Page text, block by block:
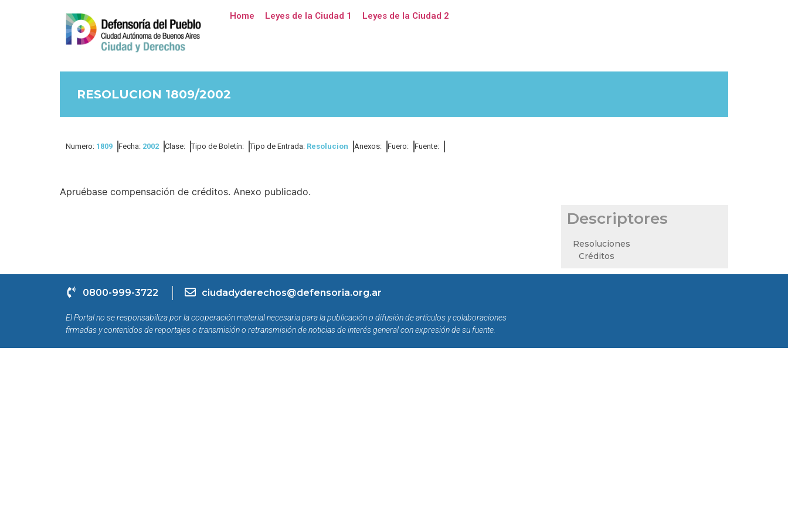
Home Leyes de la Ciudad 1 Leyes de la Ciudad 2
RESOLUCION 1809/2002
Numero: 1809 Fecha: 2002 Clase: Tipo de Boletín: Tipo de Entrada: Resolucion Anexos: Fuero: Fuente:
Apruébase compensación de créditos. Anexo publicado.
Descriptores
Resoluciones
Créditos
0800-999-3722 ciudadyderechos@defensoria.org.ar
El Portal no se responsabiliza por la cooperación material necesaria para la publicación o difusión de artículos y colaboraciones
firmadas y contenidos de reportajes o transmisión o retransmisión de noticias de interés general con expresión de su fuente.